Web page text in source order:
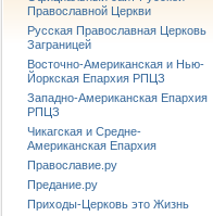
Православной Церкви
Русская Православная Церковь
Заграницей
Восточно-Американская и Нью-
Йоркская Епархия РПЦЗ
Западно-Американская Епархия
РПЦЗ
Чикагская и Средне-
Американская Епархия
Православие.ру
Предание.ру
Приходы-Церковь это Жизнь